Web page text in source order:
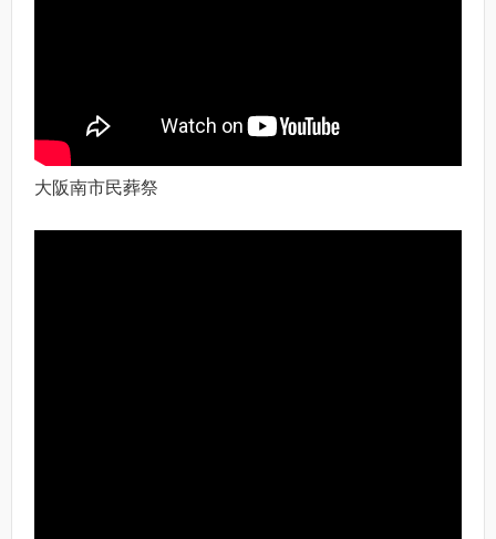
大阪南市民葬祭